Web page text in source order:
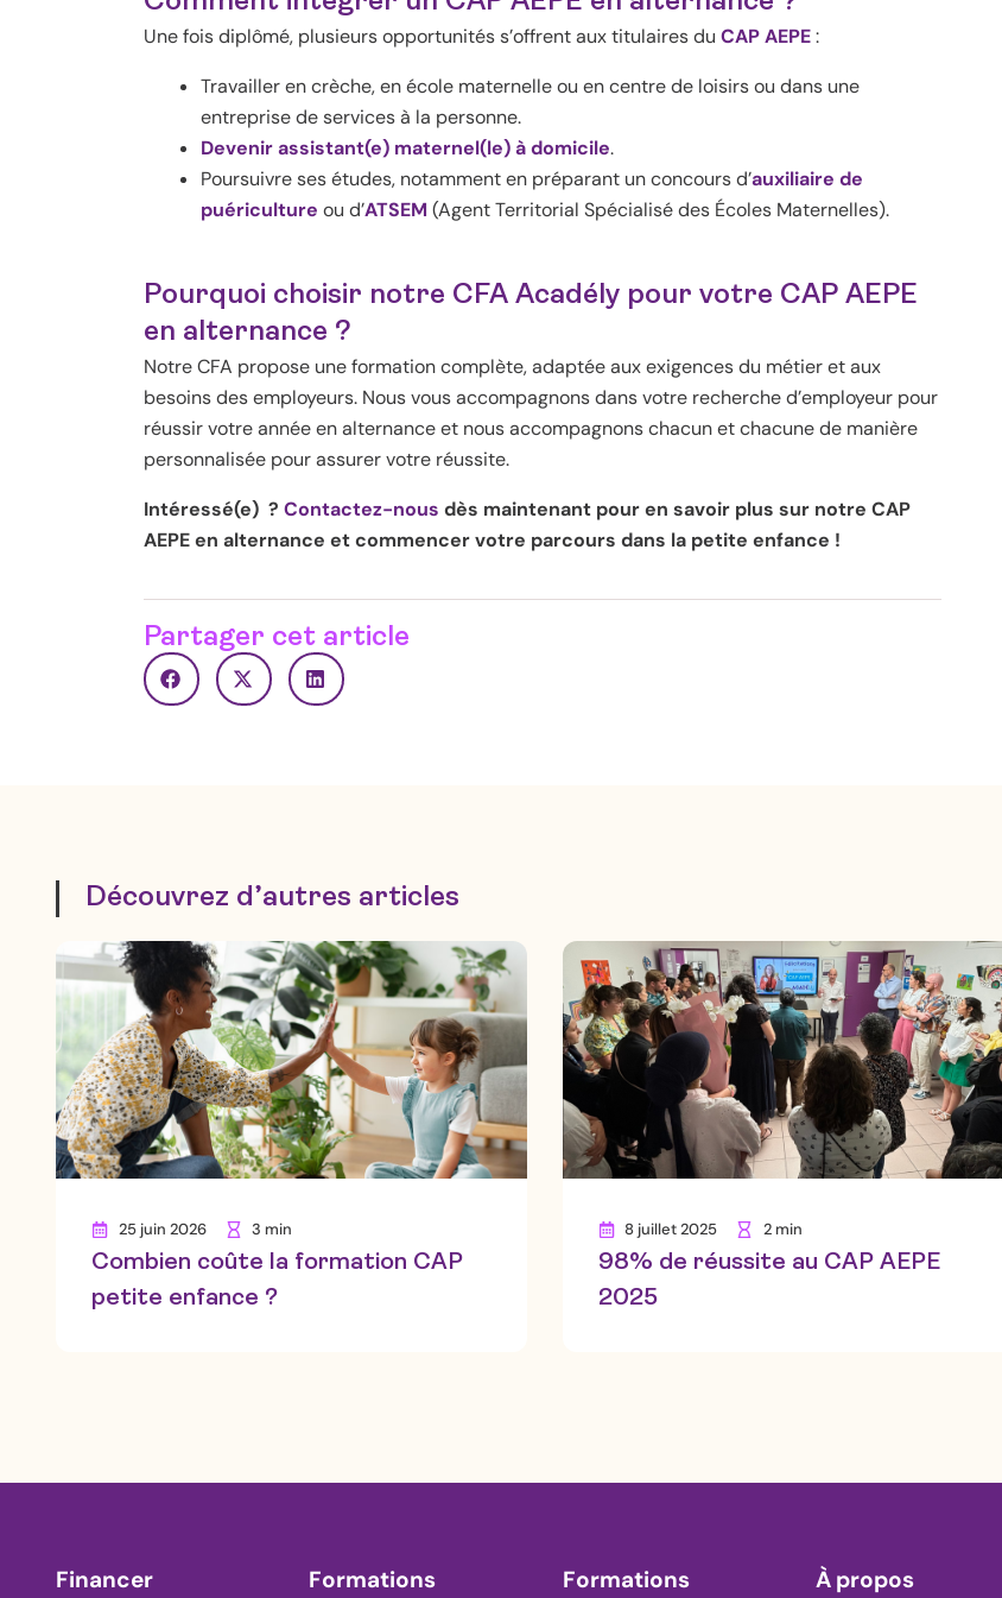
Une fois diplômé, plusieurs opportunités s’offrent aux titulaires du CAP AEPE:
Travailler en crèche, en école maternelle ou en centre de loisirs ou dans une
entreprise de services à la personne.
Devenir assistant(e) maternel(le) à domicile.
Poursuivre ses études, notamment en préparant un concours d’auxiliaire de
puériculture ou d’ATSEM (Agent Territorial Spécialisé des Écoles Maternelles).
Pourquoi choisir notre CFA Acadély pour votre CAP AEPE
en alternance ?
Notre CFA propose une formation complète, adaptée aux exigences du métier et aux
besoins des employeurs. Nous vous accompagnons dans votre recherche d’employeur pour
réussir votre année en alternance et nous accompagnons chacun et chacune de manière
personnalisée pour assurer votre réussite.
Intéressé(e) ? Contactez-nous dès maintenant pour en savoir plus sur notre CAP
AEPE en alternance et commencer votre parcours dans la petite enfance !
Partager cet article
Découvrez d’autres articles
25 juin 2026 3 min
Combien coûte la formation CAP
petite enfance ?
8 juillet 2025 2 min
98% de réussite au CAP AEPE
2025
Financer
Formations
Formations
À propos